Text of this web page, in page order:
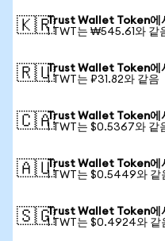
🇰🇷Trust Wallet Token에
1 TWT는 ₩545.61와 같
🇷🇺Trust Wallet Token에
1 TWT는 ₽31.82와 같음
🇨🇦Trust Wallet Token에
1 TWT는 $0.5367와 같
🇦🇺Trust Wallet Token에
1 TWT는 $0.5449와 같
🇸🇬Trust Wallet Token에
1 TWT는 $0.4924와 같